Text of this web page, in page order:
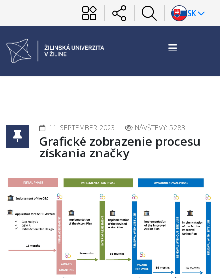
SK
11. SEPTEMBER 2023 NÁVŠTEVY: 5283
Grafické zobrazenie procesu
získania značky